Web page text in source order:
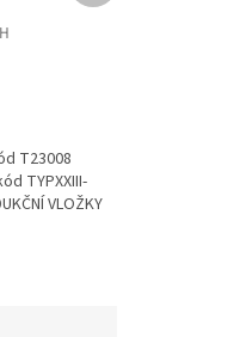
T23008
TYPXXIII-
VLOŽKY